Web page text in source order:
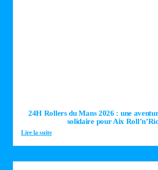
24H Rollers du Mans 2026 : une
solidaire pour Aix
Lire la suite